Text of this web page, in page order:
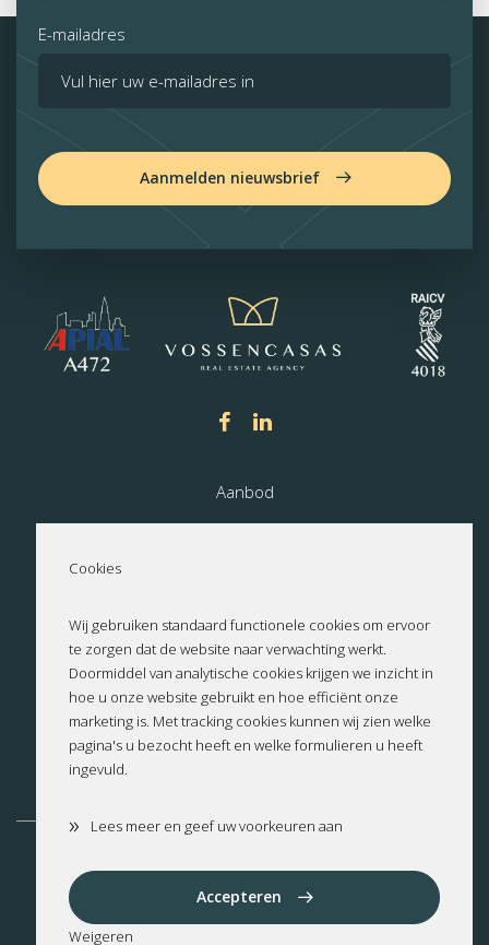
E-mailadres
Aanmelden nieuwsbrief
Aanbod
Contact
Privacyverklaring
Cumbre del Sol
Jalon
Jávea Moraira
Cookies
Wij gebruiken standaard functionele cookies om ervoor
te zorgen dat de website naar verwachting werkt.
Doormiddel van analytische cookies krijgen we inzicht in
hoe u onze website gebruikt en hoe efficiënt onze
marketing is. Met tracking cookies kunnen wij zien welke
pagina's u bezocht heeft en welke formulieren u heeft
ingevuld.
» Lees meer en geef uw voorkeuren aan
Accepteren
Weigeren